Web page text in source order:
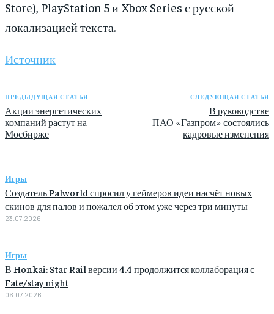
Store), PlayStation 5 и Xbox Series с русской
локализацией текста.
Источник
ПРЕДЫДУЩАЯ СТАТЬЯ
Акции энергетических
компаний растут на
Мосбирже
СЛЕДУЮЩАЯ СТАТЬЯ
В руководстве
ПАО «Газпром» состоялись
кадровые изменения
Игры
Создатель Palworld спросил у геймеров идеи насчёт новых
скинов для палов и пожалел об этом уже через три минуты
23.07.2026
Игры
В Honkai: Star Rail версии 4.4 продолжится коллаборация с
Fate/stay night
06.07.2026